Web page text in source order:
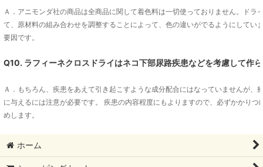
Ａ．アニモンダ社の商品は全商品に関して着色料は一切使っておりません。ドラ
て、原材料の組み合わせを調整することによって、色の違いがでるようにしてい
要因です。
Q10. ラフィーネクロスドライはネコ下部尿路疾患などを考慮して作
Ａ．もちろん、疾患をあえて引き起こすような成分配合にはなっていませんが、
に与えるには注意が必要です。 疾患の内容程度にもよりますので、必ずかかり
めします。
ホーム